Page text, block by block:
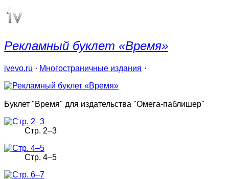
Рекламный буклет «Время»
ivevo.ru ⋅ Многостраничные издания ⋅
Буклет "Время" для издательства "Омега-паблишер"
Стр. 2–3
Стр. 4–5